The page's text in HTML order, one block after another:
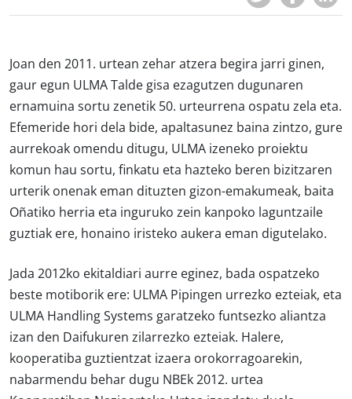
Joan den 2011. urtean zehar atzera begira jarri ginen,
gaur egun ULMA Talde gisa ezagutzen dugunaren
ernamuina sortu zenetik 50. urteurrena ospatu zela eta.
Efemeride hori dela bide, apaltasunez baina zintzo, gure
aurrekoak omendu ditugu, ULMA izeneko proiektu
komun hau sortu, finkatu eta hazteko beren bizitzaren
urterik onenak eman dituzten gizon-emakumeak, baita
Oñatiko herria eta inguruko zein kanpoko laguntzaile
guztiak ere, honaino iristeko aukera eman digutelako.
Jada 2012ko ekitaldiari aurre eginez, bada ospatzeko
beste motiborik ere: ULMA Pipingen urrezko ezteiak, eta
ULMA Handling Systems garatzeko funtsezko aliantza
izan den Daifukuren zilarrezko ezteiak. Halere,
kooperatiba guztientzat izaera orokorragoarekin,
nabarmendu behar dugu NBEk 2012. urtea